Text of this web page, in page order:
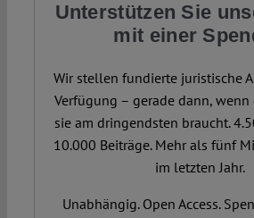
Unterstützen Sie
mit einer
Wir stellen fundierte juristische
Verfügung – gerade dann,
sie am dringendsten braucht.
10.000 Beiträge. Mehr als fünf
im letzten Jahr.
Unabhängig. Open Access.